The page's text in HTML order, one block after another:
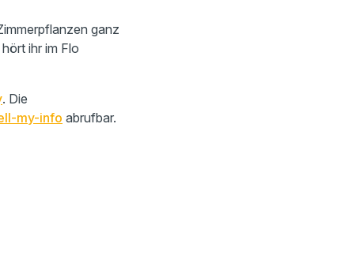
ganz
ihr im Flo
. Die
my-info abrufbar.